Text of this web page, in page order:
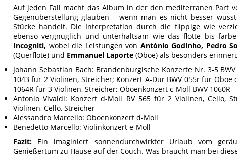
Auf jeden Fall macht das Album in der den mediterranen Part
Gegenüberstellung glauben – wenn man es nicht besser
Stücke handelt. Die Interpretation durch die flippige wie
ebenso vergnüglich und unterhaltsam wie das flotte bis
Incogniti, wobei die Leistungen von António Godinho, Pedro
(Querflöte) und Emmanuel Laporte (Oboe) als besonders
Johann Sebastian Bach: Brandenburgische Konzerte Nr. 3-5
1043 für 2 Violinen, Streicher; Konzert A-Dur BWV 055r für Oboe
1064R für 3 Violinen, Streicher; Oboenkonzert c-Moll BWV 1060R
Antonio Vivaldi: Konzert d-Moll RV 565 für 2 Violinen, Cello,
Violinen, Cello, Streicher
Alessandro Marcello: Oboenkonzert d-Moll
Benedetto Marcello: Violinkonzert e-Moll
Fazit: Ein imaginiert sonnendurchwirkter Urlaub vom
Genießertum zu Hause auf der Couch. Was braucht man bei